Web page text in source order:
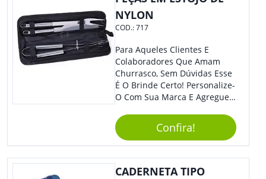
NYLON
COD.:717
Para Aqueles Clientes E
Colaboradores Que Amam
Churrasco, Sem Dúvidas Esse
É O Brinde Certo! Personalize-
O Com Sua Marca E Agregue
É Composto Por 3 Peças Para
O Auxílio No Preparo De
Carnes, Em Um Lindo Estojo. É
A Garantia De Sucesso Para
Sua Empresa Em Feiras E
Confira!
CADERNETA TIPO